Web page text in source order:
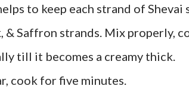
to keep each strand of Shevai
& Saffron strands. Mix properly,
till it becomes a creamy thick.
cook for five minutes.